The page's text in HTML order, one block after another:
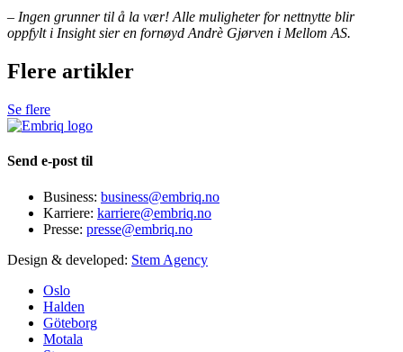
– Ingen grunner til å la vær! Alle muligheter for nettnytte blir
oppfylt i Insight sier en fornøyd Andrè Gjørven i Mellom AS.
Flere artikler
Se flere
Send e-post til
Business: business@embriq.no
Karriere: karriere@embriq.no
Presse: presse@embriq.no
Design & developed: Stem Agency
Oslo
Halden
Göteborg
Motala